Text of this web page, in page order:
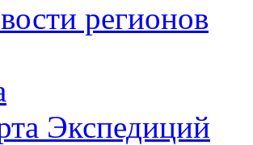
регионов
Экспедиций